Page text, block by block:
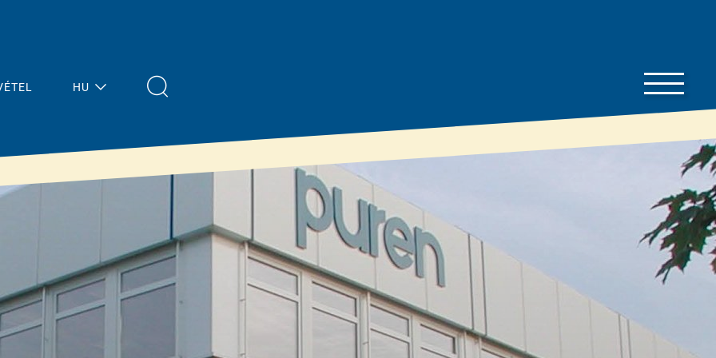
HU
Megoldások
Lapos tető
Padló / Mennyezet
Áttekintés
Az épület­
tulajdonosok
ismeretei
Jellemzők és
előnyök
Nyári hővédelem
Műszaki adatlapok
iránymutatások